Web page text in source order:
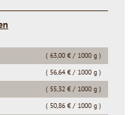
( 63,00 € / 1000 g )
( 56,64 € / 1000 g )
( 55,32 € / 1000 g )
( 50,86 € / 1000 g )